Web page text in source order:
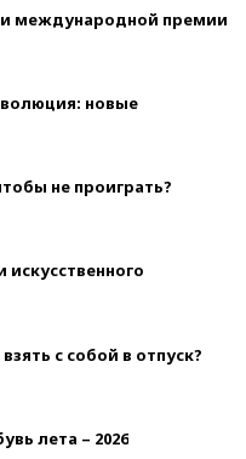
международной премии
новые
не проиграть?
с собой в отпуск?
лета – 2026